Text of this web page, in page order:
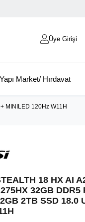
Üye Girişi
Yapı Market/ Hırdavat
MINILED 120Hz W11H
18 HX AI
32GB DDR5
2TB SSD 18.0